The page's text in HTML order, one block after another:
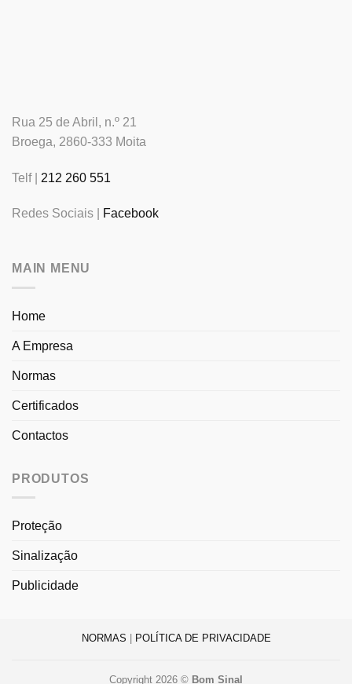
Rua 25 de Abril, n.º 21
Broega, 2860-333 Moita
Telf | 212 260 551
Redes Sociais | Facebook
MAIN MENU
Home
A Empresa
Normas
Certificados
Contactos
PRODUTOS
Proteção
Sinalização
Publicidade
NORMAS POLÍTICA DE PRIVACIDADE
Copyright 2026 © Bom Sinal